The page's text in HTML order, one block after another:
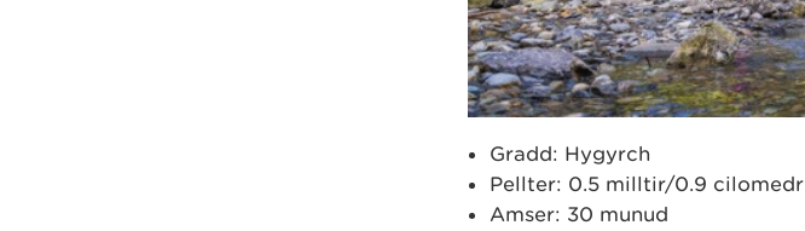
Gradd: Hygyrch
Pellter: 0.5 milltir/0.9 cilomedr
Amser: 30 munud